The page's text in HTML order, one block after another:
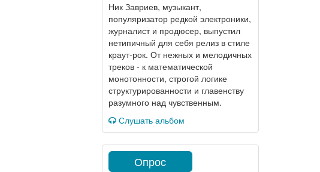
Ник Завриев, музыкант,
популяризатор редкой электроники,
журналист и продюсер, выпустил
нетипичный для себя релиз в стиле
краут-рок. От нежных и мелодичных
треков - к математической
монотонности, строгой логике
структурированности и главенству
разумного над чувственным.
Слушать альбом
Опрос